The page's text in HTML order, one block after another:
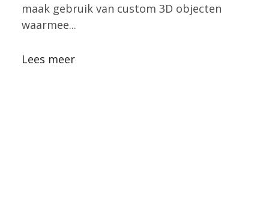
maak gebruik van custom 3D objecten
waarmee...
Lees meer